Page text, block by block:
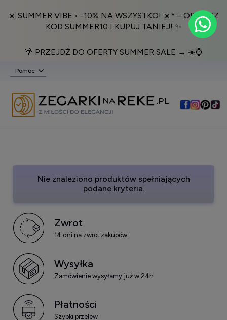
☀️ SUMMER VIBE • -10% NA WSZYSTKO! ☀️* – ODBIERZ
KOD SUMMER10 I KUPUJ TANIEJ! ✨
🌴 PRZEJDŹ DO OFERTY SUMMER SALE → ☀️⌚️
Pomoc
Nie znaleziono produktów spełniających
podane kryteria.
Zwrot
14 dni na zwrot zakupów
Wysyłka
Zamówienie wysyłamy już w 24h
Płatności
Szybki przelew